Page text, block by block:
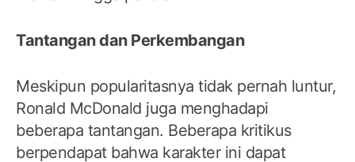
Tantangan dan Perkembangan
Meskipun popularitasnya tidak pernah luntur,
Ronald McDonald juga menghadapi
beberapa tantangan. Beberapa kritikus
berpendapat bahwa karakter ini dapat